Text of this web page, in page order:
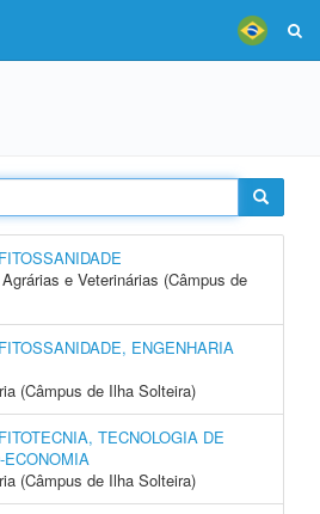
e Veterinárias (Câmpus de
ENGENHARIA
(Câmpus de Ilha Solteira)
TECNOLOGIA DE
(Câmpus de Ilha Solteira)